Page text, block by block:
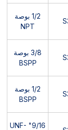
1/2 بوصة
NPT
3/8 بوصة
BSPP
1/2 بوصة
BSPP
9/16" UNF-